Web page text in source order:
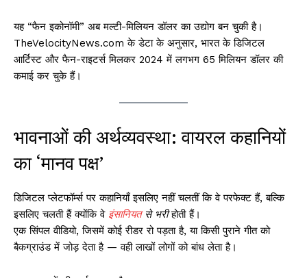
यह “फैन इकोनॉमी” अब मल्टी-मिलियन डॉलर का उद्योग बन चुकी है।
TheVelocityNews.com के डेटा के अनुसार, भारत के डिजिटल
आर्टिस्ट और फैन-राइटर्स मिलकर 2024 में लगभग 65 मिलियन डॉलर की
कमाई कर चुके हैं।
भावनाओं की अर्थव्यवस्था: वायरल कहानियों
का ‘मानव पक्ष’
डिजिटल प्लेटफॉर्म्स पर कहानियाँ इसलिए नहीं चलतीं कि वे परफेक्ट हैं, बल्कि
इसलिए चलती हैं क्योंकि वे इंसानियतसे भरीहोती हैं।
एक सिंपल वीडियो, जिसमें कोई रीडर रो पड़ता है, या किसी पुराने गीत को
बैकग्राउंड में जोड़ देता है — वही लाखों लोगों को बांध लेता है।